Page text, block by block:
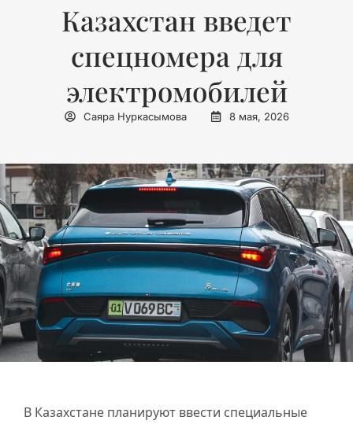
Казахстан введет
спецномера для
электромобилей
Саяра Нуркасымова 8 мая, 2026
В Казахстане планируют ввести специальные